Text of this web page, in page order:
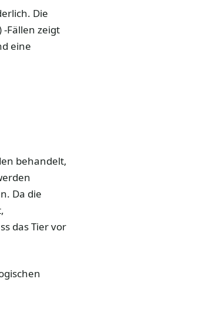
Die
Fällen zeigt
eine
behandelt,
Da die
das Tier vor